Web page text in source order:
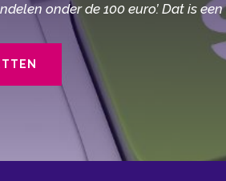
onder de 100 euro’.​ Dat is